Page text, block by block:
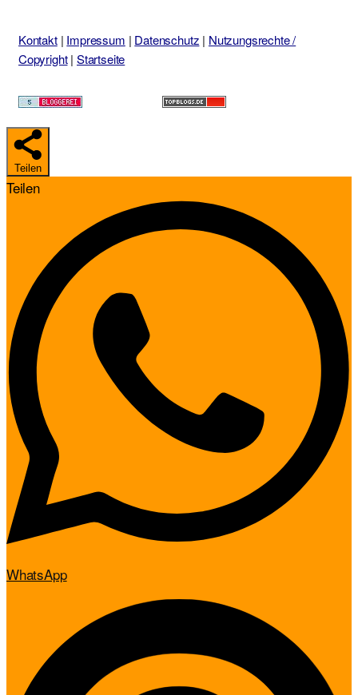
Kontakt| Impressum | Datenschutz | Nutzungsrechte /
Copyright| Startseite
Teilen
Teilen
WhatsApp